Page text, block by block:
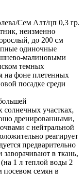
Сем Алт/цп 0,3 гр.
неизменно
до 200 см
одиночные
малиновыми
темных
на фоне плетенных
посадке среди
солнечных участках,
дренированными,
с нейтральной
реагирует
предварительно
заворачивают в ткань,
1 л теплой воды 2
семян в